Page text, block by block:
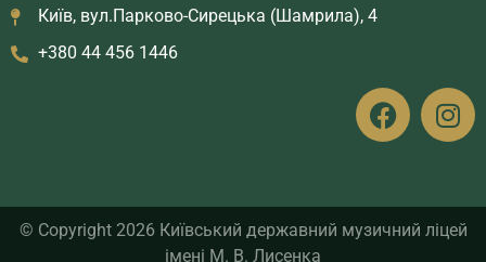
Київ, вул.Парково-Сирецька (Шамрила), 4
+380 44 456 1446
© Copyright 2026 Київський державний музичний ліцей
імені М. В. Лисенка